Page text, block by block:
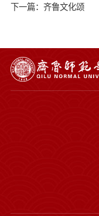
下一篇：齐鲁文化颂